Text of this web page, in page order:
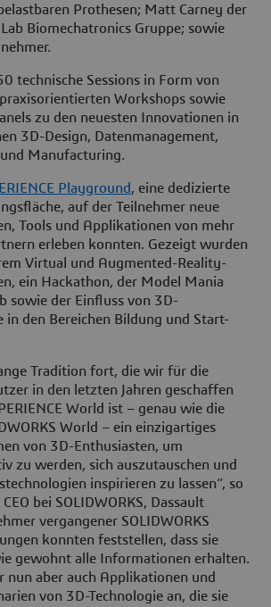
Prothesen; Matt Carney der
Biomechatronics Gruppe; sowie
technische Sessions in Form von
Workshops sowie
zu den neuesten Innovationen in
3D-Design, Datenmanagement,
Manufacturing.
Playground, eine dedizierte
auf der Teilnehmer neue
Tools und Applikationen von mehr
erleben konnten. Gezeigt wurden
Virtual und Augmented-Reality-
ein Hackathon, der Model Mania
sowie der Einfluss von 3D-
in den Bereichen Bildung und Start-
Tradition fort, die wir für die
in den letzten Jahren geschaffen
World ist – genau wie die
World – ein einzigartiges
von 3D-Enthusiasten, um
zu werden, sich auszutauschen und
inspirieren zu lassen“, so
bei SOLIDWORKS, Dassault
vergangener SOLIDWORKS
konnten feststellen, dass sie
gewohnt alle Informationen erhalten.
nun aber auch Applikationen und
von 3D-Technologie an, die sie